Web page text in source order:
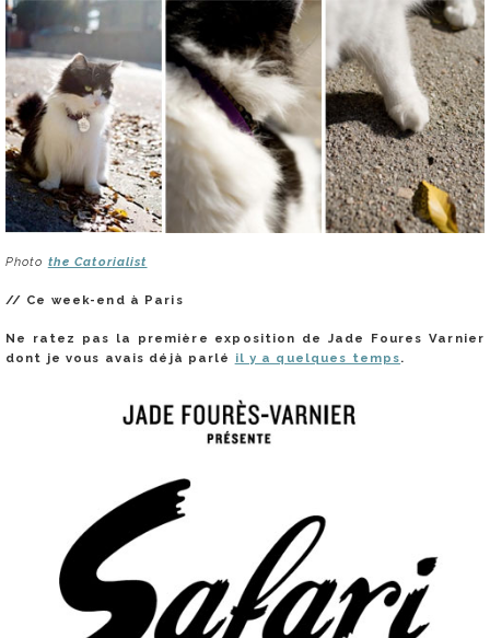
Photo the Catorialist
// Ce week-end à Paris
Ne ratez pas la première exposition de Jade
Foures Varnier
dont je vous avais déjà parlé il y a quelques temps.